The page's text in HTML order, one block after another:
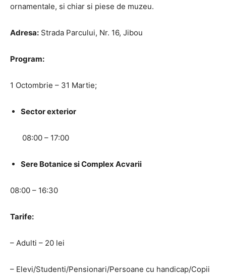
ornamentale, si chiar si piese de muzeu.
Adresa: Strada Parcului, Nr. 16, Jibou
Program:
1 Octombrie – 31 Martie;
Sector exterior
08:00 – 17:00
Sere Botanice si Complex Acvarii
08:00 – 16:30
Tarife:
– Adulti – 20 lei
– Elevi/Studenti/Pensionari/Persoane cu handicap/Copii